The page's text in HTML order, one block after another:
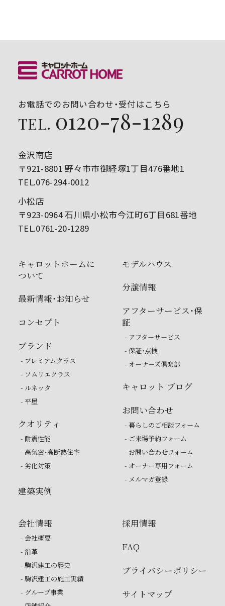
お電話でのお問い合わせ・受付はこちら
TEL. 0120-78-1289
金沢南店
〒921-8801 野々市市御経塚1丁目476番地1
TEL.076-294-0012
小松店
〒923-0964 石川県小松市今江町6丁目681番地
TEL.0761-20-1289
キャロットホームに
ついて
最新情報・お知らせ
コンセプト
ブランド
- プレミアムクラス
- ソムリエクラス
- ルネッタ
- 平屋
クオリティ
- 耐震性能
- 高気密・高断熱住宅
- 劣化対策
建築実例
モデルハウス
分譲情報
アフターサービス・保
証
- アフターサービス
- 保証・点検
- オーナーズ倶楽部
キャロット ブログ
お問い合わせ
- 暮らしのご相談フォーム
- ご来場予約フォーム
- お問い合わせフォーム
- オーナー専用フォーム
- メルマガ登録
会社情報
- 会社概要
- 沿革
- 駒沢建工の歴史
- 駒沢建工の施工実績
- グループ事業
採用情報
FAQ
プライバシーポリシー
サイトマップ